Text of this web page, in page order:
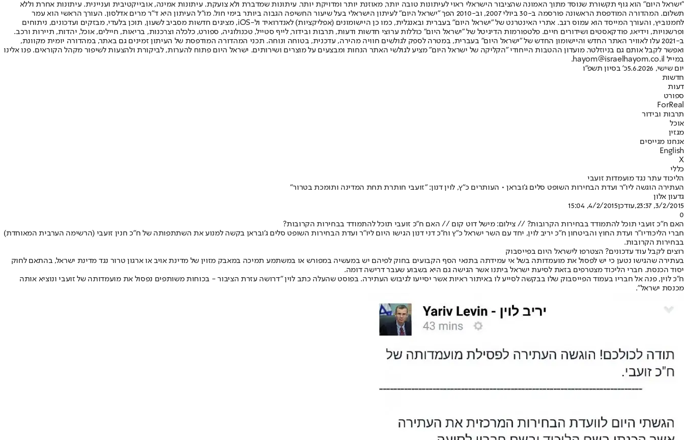
"ישראל היום" הוא גוף תקשורת שנוסד מתוך האמונה שהציבור הישראלי ראוי לעיתונות טובה יותר, מאוזנת יותר ומדויקת יותר. עיתונות שמדברת ולא צועקת. עיתונות אמינה, אובייקטיבית ועניינית. עיתונות אחרת וללא
תשלום. המהדורה המודפסת הראשונה פורסמה ב-30 ביולי 2007, וב-2010 הפך "ישראל היום" לעיתון הישראלי בעל שיעור החשיפה הגבוה ביותר בימי חול. מו"ל העיתון היא ד"ר מרים אדלסון. העורך הראשי הוא עמר
לחמנוביץ, והעורך המייסד הוא עמוס רגב. אתרי האינטרנט של "ישראל היום" בעברית ובאנגלית, כמו כן היישומונים (אפליקציות) לאנדרואיד ול-iOS, מציגים חדשות מסביב לשעון, תוכן בלעדי, מבזקים ועדכונים, ניתוחים
ופרשנויות, וידיאו, פודקאסטים ושידורים חיים. פלטפורמות הדיגיטל של "ישראל היום" כוללות ערוצי חדשות ודעות, תרבות ובידור, לייף סטייל, טכנולוגיה, ספורט, כלכלה וצרכנות, בריאות, חיילים, אוכל, יהדות, תיירות ורכב.
ב-2021 עלו לאוויר האתר החדש והיישומון החדש של "ישראל היום" בעברית, במטרה לספק לגולשים חוויה מהירה, עדכנית, בטוחה ונוחה. תכני המהדורה המודפסת של העיתון זמינים גם באתר, במהדורה יומית מקוונת,
ואפשר לקבל אותם גם בניוזלטר. מועדון ההטבות הייחודי "הקליקה של ישראל היום" מציע לגולשי האתר הנחות ומבצעים על מוצרים ושירותים. ישראל היום פתוח להערות, לביקורת ולהצעות לשיפור מקהל הקוראים. פנו אלינו
במייל hayom@israelhayom.co.il.
יום שישי, 5.6.2026
כ' בסיון תשפ"ו
חדשות
דעות
ספורט
ForReal
תרבות ובידור
אוכל
מגזין
אנחנו מגייסים
English
X
כללי
הליכוד עתר נגד מועמדות זועבי
העתירה הוגשה ליו"ר ועדת הבחירות השופט סלים ג'ובראן • העותרים כ"ץ, לוין דנון: "זועבי חותרת תחת המדינה ותומכת בטרור"
גדעון אלון
3/2/2015, 23:37
,עודכן4/2/2015, 15:04
0
האם ח"כ זועבי תוכל להתמודד בבחירות הקרובות? // צילום: מישל דוט קום // האם ח"כ זועבי תוכל להתמודד בבחירות הקרובות?
חברי הליכודיו"ר ועדת החוץ והביטחון ח"כ יריב לוין, יחד עם השר ישראל כ"ץ וח"כ דני דנון הגישו היום ליו"ר ועדת הבחירות השופט סלים ג'ובראן בקשה למנוע את השתתפותה של ח"כ חנין זועבי (הרשימה הערבית המאוחדת)
בבחירות הקרובות.
רוצים לקבל עוד עדכונים? הצטרפו לישראל היום בפייסבוק
בעתירה שהגישו נטען כי יש לפסול את מועמדותה בשל אי עמידתה בתנאי הסף הקבועים בחוק לפיהם יש במעשיה במפורש או במשתמע תמיכה במאבק מזוין של מדינת אויב או ארגון טרור נגד מדינת ישראל, בהתאם לחוק
יסוד הכנסת. חברי הליכוד מצטרפים בזאת לסיעת ישראל ביתנו אשר הגישה גם היא בשבוע שעבר דרישה דומה.
ח״כ לוין, פנה אל חבריו בעמוד הפייסבוק שלו בבקשה לסייע לו באיתור ראיות אשר יסייעו לגיבוש העתירה. בפוסט שהעלה כתב לוין "דרושה עזרת הציבור - בכוחות משותפים נפסול את מועמדותה של זועבי ונוציא אותה
מכנסת ישראל".